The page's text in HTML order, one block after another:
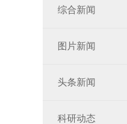
综合新闻
图片新闻
头条新闻
科研动态